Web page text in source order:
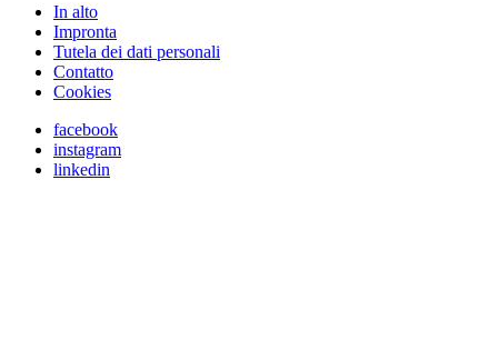
In alto
Impronta
Tutela dei dati personali
Contatto
Cookies
facebook
instagram
linkedin